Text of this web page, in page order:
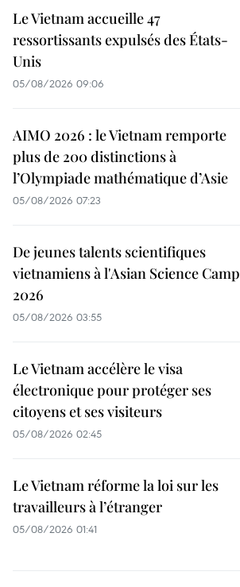
Le Vietnam accueille 47
ressortissants expulsés des États-
Unis
05/08/2026 09:06
AIMO 2026 : le Vietnam remporte
plus de 200 distinctions à
l’Olympiade mathématique d’Asie
05/08/2026 07:23
De jeunes talents scientifiques
vietnamiens à l'Asian Science Camp
2026
05/08/2026 03:55
Le Vietnam accélère le visa
électronique pour protéger ses
citoyens et ses visiteurs
05/08/2026 02:45
Le Vietnam réforme la loi sur les
travailleurs à l’étranger
05/08/2026 01:41